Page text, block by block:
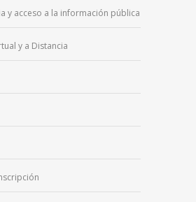
y acceso a la información pública
y a Distancia